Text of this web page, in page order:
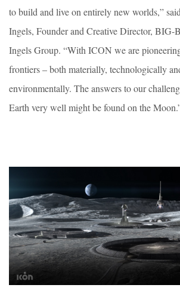
to build and live on entirely new worlds,”
Ingels, Founder and Creative Director, BIG-
Ingels Group. “With ICON we are
frontiers – both materially, technologically
environmentally. The answers to our
Earth very well might be found on the